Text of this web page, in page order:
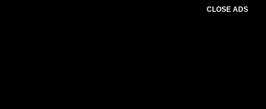
CLOSE ADS